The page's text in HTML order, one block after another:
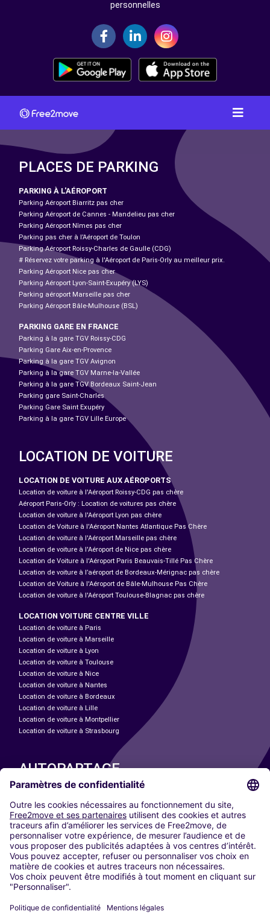
personnelles
PLACES DE PARKING
PARKING À L'AÉROPORT
Parking Aéroport Biarritz pas cher
Parking Aéroport de Cannes - Mandelieu pas cher
Parking Aéroport Nîmes pas cher
Parking pas cher à l’Aéroport de Toulon
Parking Aéroport Roissy-Charles de Gaulle (CDG)
# Réservez votre parking à l'Aéroport de Paris-Orly au meilleur prix.
Parking Aéroport Nice pas cher
Parking Aéroport Lyon-Saint-Exupéry (LYS)
Parking aéroport Marseille pas cher
Parking Aéroport Bâle-Mulhouse (BSL)
PARKING GARE EN FRANCE
Parking à la gare TGV Roissy-CDG
Parking Gare Aix-en-Provence
Parking à la gare TGV Avignon
Parking à la gare TGV Marne-la-Vallée
Parking à la gare TGV Bordeaux Saint-Jean
Parking gare Saint-Charles
Parking Gare Saint Exupéry
Parking à la gare TGV Lille Europe
LOCATION DE VOITURE
LOCATION DE VOITURE AUX AÉROPORTS
Location de voiture à l'Aéroport Roissy-CDG pas chère
Aéroport Paris-Orly : Location de voitures pas chère
Location de voiture à l'Aéroport Lyon pas chère
Location de Voiture à l'Aéroport Nantes Atlantique Pas Chère
Location de voiture à l'Aéroport Marseille pas chère
Location de voiture à l'Aéroport de Nice pas chère
Location de Voiture à l'Aéroport Paris Beauvais-Tillé Pas Chère
Location de voiture à l’aéroport de Bordeaux-Mérignac pas chère
Location de Voiture à l'Aéroport de Bâle-Mulhouse Pas Chère
Location de voiture à l'Aéroport Toulouse-Blagnac pas chère
LOCATION VOITURE CENTRE VILLE
Location de voiture à Paris
Location de voiture à Marseille
Location de voiture à Lyon
Location de voiture à Toulouse
Location de voiture à Nice
Location de voiture à Nantes
Location de voiture à Bordeaux
Location de voiture à Lille
Location de voiture à Montpellier
Location de voiture à Strasbourg
AUTOPARTAGE
Paris
Madrid
Washington DC
Milan
Rome
Turin
Vienne
Berlin
Düsseldorf